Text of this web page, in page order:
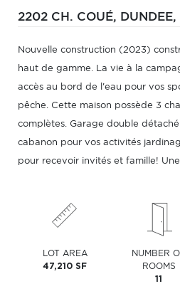
2202 CH. COUÉ, DUNDEE,
Nouvelle construction (2023)
haut de gamme. La vie à la
accès au bord de l'eau pour vos
pêche. Cette maison possède 3
complètes. Garage double
cabanon pour vos activités
pour recevoir invités et famille!
LOT AREA
47,210 SF
NUMBER
ROOMS
11